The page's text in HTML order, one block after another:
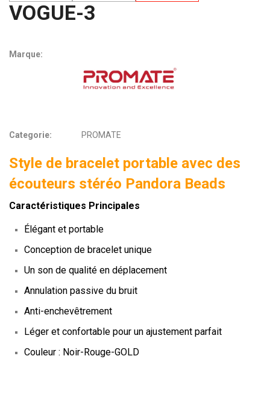
VOGUE-3
Marque:
Categorie: PROMATE
Style de bracelet portable avec des
écouteurs stéréo Pandora Beads
Caractéristiques Principales
Élégant et portable
Conception de bracelet unique
Un son de qualité en déplacement
Annulation passive du bruit
Anti-enchevêtrement
Léger et confortable pour un ajustement parfait
Couleur : Noir-Rouge-GOLD